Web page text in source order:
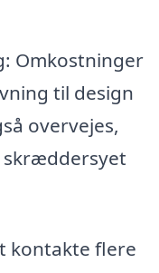
Omkostninger
til design
overvejes,
skræddersyet
kontakte flere